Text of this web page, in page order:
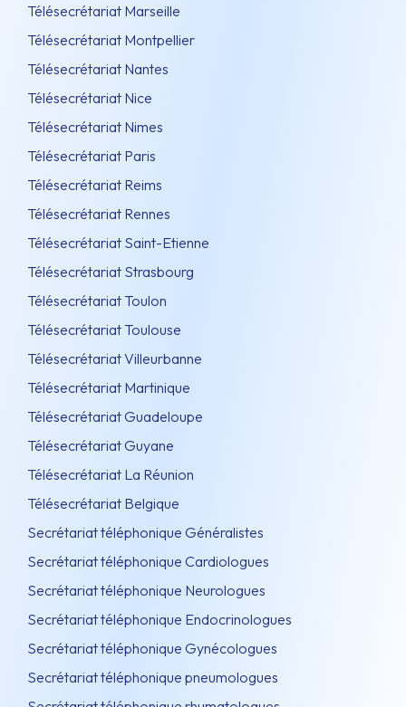
Télésecrétariat Marseille
Télésecrétariat Montpellier
Télésecrétariat Nantes
Télésecrétariat Nice
Télésecrétariat Nimes
Télésecrétariat Paris
Télésecrétariat Reims
Télésecrétariat Rennes
Télésecrétariat Saint-Etienne
Télésecrétariat Strasbourg
Télésecrétariat Toulon
Télésecrétariat Toulouse
Télésecrétariat Villeurbanne
Télésecrétariat Martinique
Télésecrétariat Guadeloupe
Télésecrétariat Guyane
Télésecrétariat La Réunion
Télésecrétariat Belgique
Secrétariat téléphonique Généralistes
Secrétariat téléphonique Cardiologues
Secrétariat téléphonique Neurologues
Secrétariat téléphonique Endocrinologues
Secrétariat téléphonique Gynécologues
Secrétariat téléphonique pneumologues